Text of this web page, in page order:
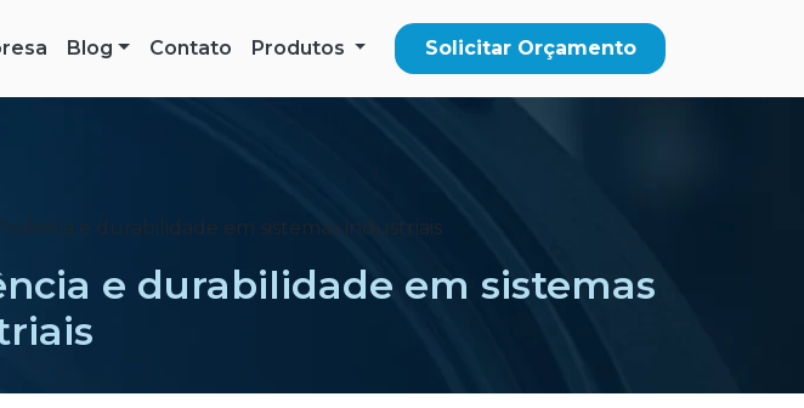
Blog Contato Produtos Solicitar Orçamento
e durabilidade em sistemas industriais
e durabilidade em sistemas